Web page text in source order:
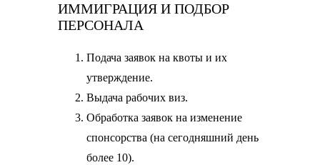
ИММИГРАЦИЯ И ПОДБОР
ПЕРСОНАЛА
Подача заявок на квоты и их
утверждение.
Выдача рабочих виз.
Обработка заявок на изменение
спонсорства (на сегодняшний день
более 10).